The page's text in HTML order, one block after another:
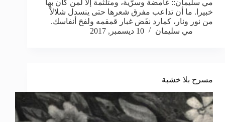
مي سليمان:: غامضة وسرّية، ومتلثّمة إلّا لمن كان بها
خبيرا. ما أن تداعب مفرق شعرها حتى ينسدل شلالاً
من نور ونار، كمارد نفَض غبار قمقمه ولفحَ أنفاسك.
مي سليمان
10 ديسمبر, 2017
مسرح بلا خشبة